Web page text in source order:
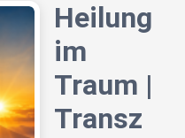
Heilung
im
Traum |
Transz